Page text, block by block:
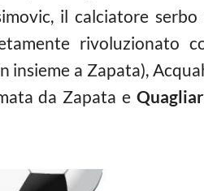
il calciatore
rivoluzionato
a Zapata),
da Zapata e